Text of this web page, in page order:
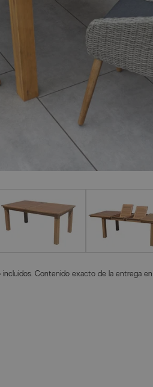
Contenido exacto de la entrega